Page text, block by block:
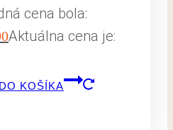
cena bola:
Aktuálna cena je:
KOŠÍKA